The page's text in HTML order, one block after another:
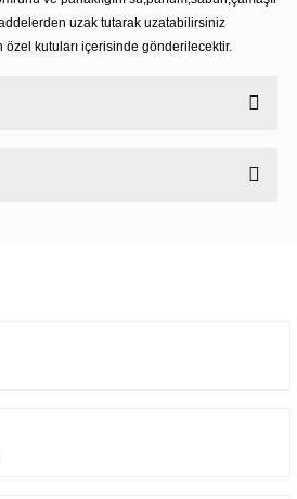
uzak tutarak uzatabilirsiniz
özel kutuları içerisinde gönderilecektir.